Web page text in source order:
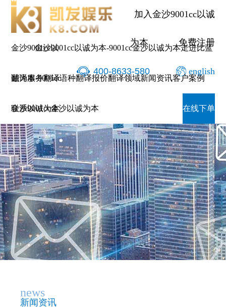
加入金沙9001cc以诚
为本 免费注册
400-8633-580 english
金沙9001cc以
诚为本-9001cc
金沙以诚为本
金沙9001cc以诚为本-9001cc金沙以诚为本走进比蓝
翻译服务翻译语种翻译报价翻译领域新闻资讯客户案例
联系9001cc金沙以诚为本 在线下单
news
新闻资讯